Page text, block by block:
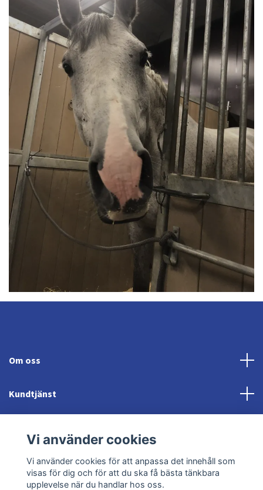
Om oss
Kundtjänst
Sociala medier
Vi använder cookies
Vi använder cookies för att anpassa det innehåll som
visas för dig och för att du ska få bästa tänkbara
upplevelse när du handlar hos oss.